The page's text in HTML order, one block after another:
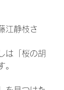
江静枝さ
は「桜の胡
。